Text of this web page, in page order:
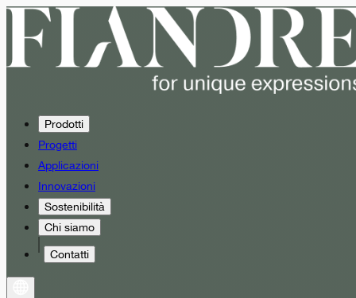
Prodotti
Progetti
Applicazioni
Innovazioni
Sostenibilità
Chi siamo
Contatti